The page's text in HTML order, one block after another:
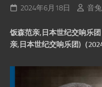
2024年6月18日 音兔
饭森范亲,日本世纪交响乐
亲,日本世纪交响乐团)（